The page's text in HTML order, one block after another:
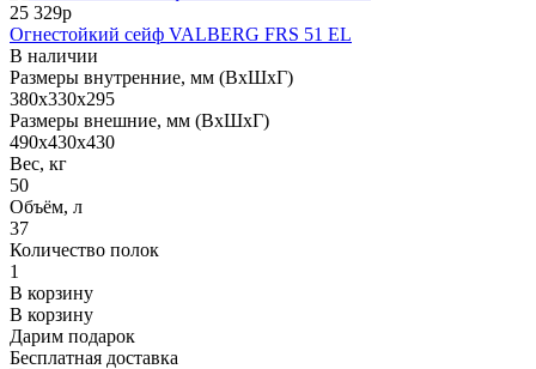
25 329р
Огнестойкий сейф VALBERG FRS 51 EL
В наличии
Размеры внутренние, мм (ВхШхГ)
380x330x295
Размеры внешние, мм (ВхШхГ)
490x430x430
Вес, кг
50
Объём, л
37
Количество полок
1
В корзину
В корзину
Дарим подарок
Бесплатная доставка